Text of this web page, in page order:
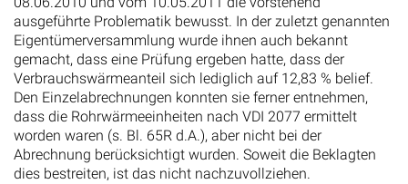
ausgeführte Problematik bewusst. In der zuletzt genannten
Eigentümerversammlung wurde ihnen auch bekannt
gemacht, dass eine Prüfung ergeben hatte, dass der
Verbrauchswärmeanteil sich lediglich auf 12,83 % belief.
Den Einzelabrechnungen konnten sie ferner entnehmen,
dass die Rohrwärmeeinheiten nach VDI 2077 ermittelt
worden waren (s. Bl. 65R d.A.), aber nicht bei der
Abrechnung berücksichtigt wurden. Soweit die Beklagten
dies bestreiten, ist das nicht nachzuvollziehen.